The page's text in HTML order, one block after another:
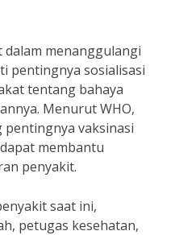
dalam menanggulangi
pentingnya sosialisasi
tentang bahaya
Menurut WHO,
vaksinasi
membantu
penyakit.
saat ini,
petugas kesehatan,